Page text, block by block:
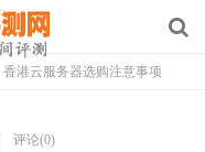
香港云服务器选购注意事项
评论(0)